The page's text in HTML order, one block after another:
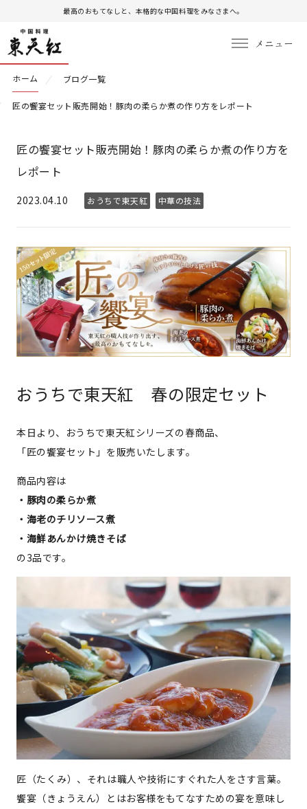
最高のおもてなしと、本格的な中国料理をみなさまへ。
ホーム ブログ一覧
匠の饗宴セット販売開始！豚肉の柔らか煮の作り方をレポート
匠の饗宴セット販売開始！豚肉の柔らか煮の作り方を
レポート
2023.04.10 おうちで東天紅 中華の技法
おうちで東天紅 春の限定セット
本日より、おうちで東天紅シリーズの春商品、
「匠の饗宴セット」を販売いたします。
商品内容は
・豚肉の柔らか煮
・海老のチリソース煮
・海鮮あんかけ焼きそば
の3品です。
匠（たくみ）、それは職人や技術にすぐれた人をさす言葉。
饗宴（きょうえん）とはお客様をもてなすための宴を意味し